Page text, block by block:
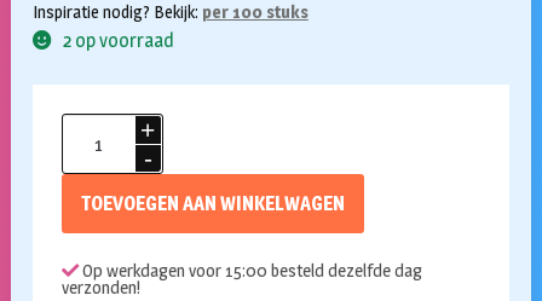
Inspiratie nodig? Bekijk: per 100 stuks
2 op voorraad
Ballonnen
aantal
TOEVOEGEN AAN WINKELWAGEN
Op werkdagen voor 15:00 besteld dezelfde dag
verzonden!